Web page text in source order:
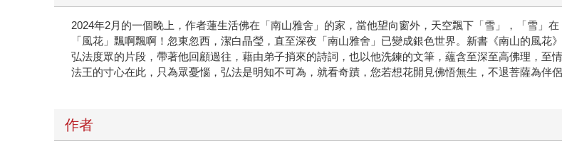
2024年2月的一個晚上，作者蓮生活佛在「南山雅舍」的家，當他望向窗外，天空飄下「雪」，「雪」
「風花」飄啊飄啊！忽東忽西，潔白晶瑩，直至深夜「南山雅舍」已變成銀色世界。新書《南山的風
弘法度眾的片段，帶著他回顧過往，藉由弟子捎來的詩詞，也以他洗鍊的文筆，蘊含至深至高佛理，至
法王的寸心在此，只為眾憂惱，弘法是明知不可為，就看奇蹟，您若想花開見佛悟無生，不退菩薩為伴
作者